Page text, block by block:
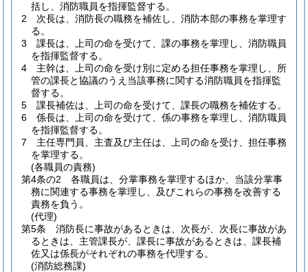
括し、消防職員を指揮監督する。
2
次長は、消防長の職務を補佐し、消防本部の事務を掌理す
る。
3
課長は、上司の命を受けて、課の事務を掌理し、消防職員
を指揮監督する。
4
主幹は、上司の命を受け別に定める担任事務を掌理し、所
管の課長と協議のうえ当該事務に関する消防職員を指揮監
督する。
5
課長補佐は、上司の命を受けて、課長の職務を補佐する。
6
係長は、上司の命を受けて、係の事務を掌理し、消防職員
を指揮監督する。
7
主任専門員、主査及び主任は、上司の命を受け、担任事務
を掌理する。
(各職員の責務)
第4条の2
各職員は、分掌事務を掌理するほか、当該分掌事
務に関連する事務を掌理し、及びこれらの事務を改善する
責務を負う。
(代理)
第5条
消防長に事故があるときは、次長が、次長に事故があ
るときは、主管課長が、課長に事故があるときは、課長補
佐又は係長がそれぞれの事務を代理する。
(消防総務課)